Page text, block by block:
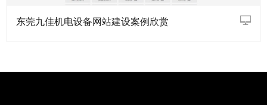
东莞九佳机电设备网站建设案例欣赏